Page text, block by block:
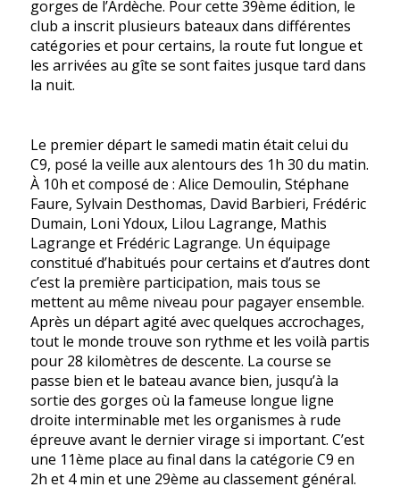
gorges de l’Ardèche. Pour cette 39ème édition, le
club a inscrit plusieurs bateaux dans différentes
catégories et pour certains, la route fut longue et
les arrivées au gîte se sont faites jusque tard dans
la nuit.
Le premier départ le samedi matin était celui du
C9, posé la veille aux alentours des 1h 30 du matin.
À 10h et composé de : Alice Demoulin, Stéphane
Faure, Sylvain Desthomas, David Barbieri, Frédéric
Dumain, Loni Ydoux, Lilou Lagrange, Mathis
Lagrange et Frédéric Lagrange. Un équipage
constitué d’habitués pour certains et d’autres dont
c’est la première participation, mais tous se
mettent au même niveau pour pagayer ensemble.
Après un départ agité avec quelques accrochages,
tout le monde trouve son rythme et les voilà partis
pour 28 kilomètres de descente. La course se
passe bien et le bateau avance bien, jusqu’à la
sortie des gorges où la fameuse longue ligne
droite interminable met les organismes à rude
épreuve avant le dernier virage si important. C’est
une 11ème place au final dans la catégorie C9 en
2h et 4 min et une 29ème au classement général.